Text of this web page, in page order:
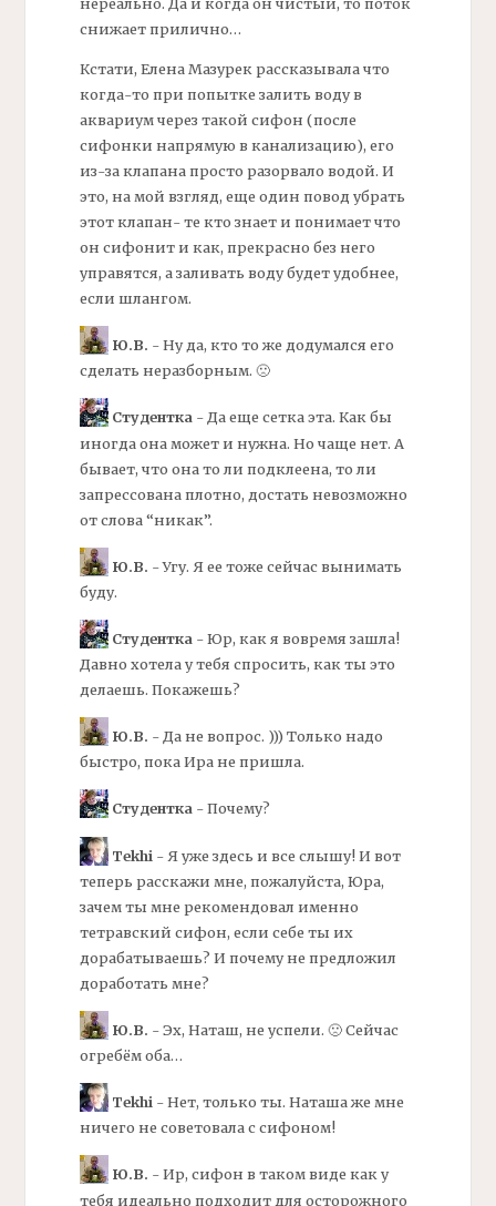
нереально. Да и когда он чистый, то поток
снижает прилично…
Кстати, Елена Мазурек рассказывала что
когда-то при попытке залить воду в
аквариум через такой сифон (после
сифонки напрямую в канализацию), его
из-за клапана просто разорвало водой. И
это, на мой взгляд, еще один повод убрать
этот клапан- те кто знает и понимает что
он сифонит и как, прекрасно без него
управятся, а заливать воду будет удобнее,
если шлангом.
Ю.В. - Ну да, кто то же додумался его
сделать неразборным. 🙁
Студентка- Да еще сетка эта. Как бы
иногда она может и нужна. Но чаще нет. А
бывает, что она то ли подклеена, то ли
запрессована плотно, достать невозможно
от слова “никак”.
Ю.В. - Угу. Я ее тоже сейчас вынимать
буду.
Студентка- Юр, как я вовремя зашла!
Давно хотела у тебя спросить, как ты это
делаешь. Покажешь?
Ю.В. - Да не вопрос. ))) Только надо
быстро, пока Ира не пришла.
Студентка- Почему?
Tekhi - Я уже здесь и все слышу! И вот
теперь расскажи мне, пожалуйста, Юра,
зачем ты мне рекомендовал именно
тетравский сифон, если себе ты их
дорабатываешь? И почему не предложил
доработать мне?
Ю.В. - Эх, Наташ, не успели. 🙁 Сейчас
огребём оба…
Tekhi- Нет, только ты. Наташа же мне
ничего не советовала ссифоном!
Ю.В. - Ир, сифон в таком виде как у
тебя идеально подходит для осторожного